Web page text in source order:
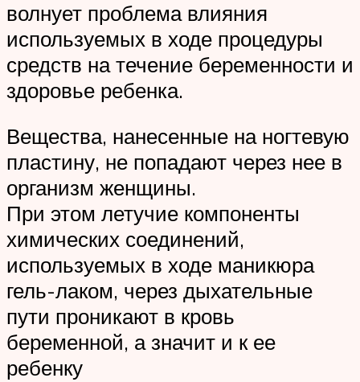
волнует проблема влияния
используемых в ходе процедуры
средств на течение беременности и
здоровье ребенка.
Вещества, нанесенные на ногтевую
пластину, не попадают через нее в
организм женщины.
При этом летучие компоненты
химических соединений,
используемых в ходе маникюра
гель-лаком, через дыхательные
пути проникают в кровь
беременной, а значит и к ее
ребенку